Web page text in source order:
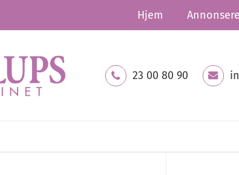
Hjem Annonsere
23 00 80 90